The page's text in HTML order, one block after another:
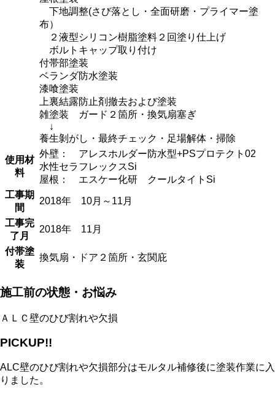
下地調整(さび落とし・全面研磨・プライマー塗
布）
２液型シリコン樹脂塗料２回塗り仕上げ
ボルトキャップ取り付け
付帯部塗装
ベランダ防水塗装
漆喰塗装
上裏結露防止剤撤去および塗装
雑塗装 ガード２箇所・換気扇塞ぎ
↓
養生剝がし・最終チェック・足場解体・掃除
使用材
料
外壁： アレスホルダー防水型+PSプロテクト02
水性セラフレックスSi
屋根： エスケー化研 クールタイトSi
工事期
間
2018年 10月～11月
工事完
了月
2018年 11月
付帯塗
装
換気扇・ドア２箇所・玄関庇
施工前の状態・お悩み
ＡＬＣ壁のひび割れや欠損
PICKUP!!
ALC壁のひび割れや欠損部分はモルタル補修後に塗装作業に入
りました。